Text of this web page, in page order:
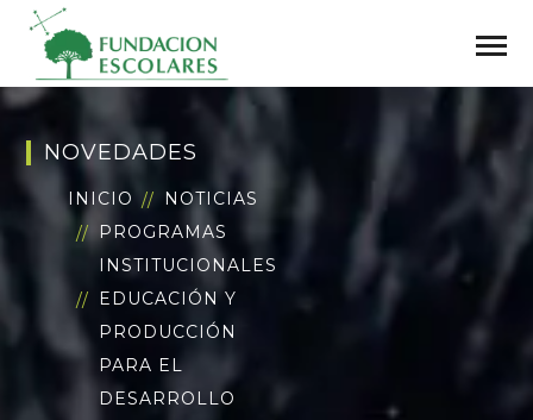
NOVEDADES
INICIO
NOTICIAS
PROGRAMAS
INSTITUCIONALES
EDUCACIÓN Y
PRODUCCIÓN
PARA EL
DESARROLLO